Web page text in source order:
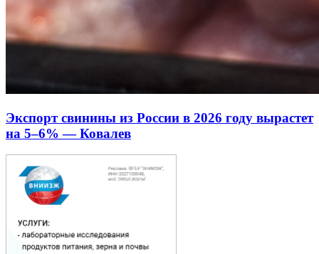
Экспорт свинины из России в 2026 году вырастет
на 5–6% — Ковалев